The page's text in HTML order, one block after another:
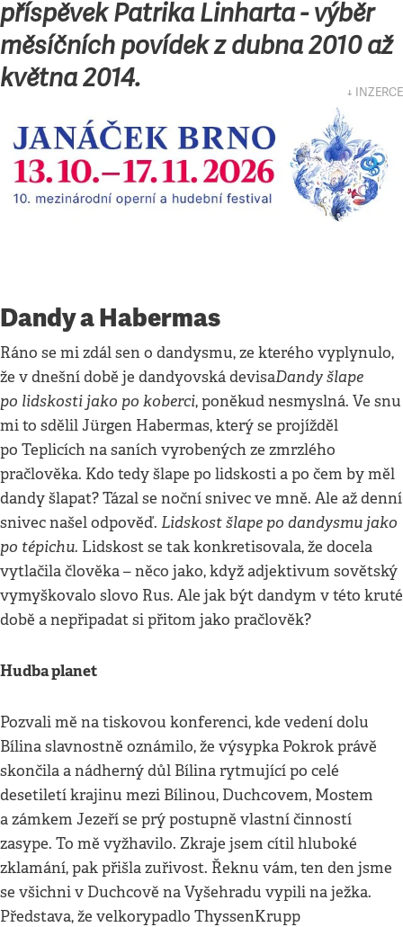
příspěvek Patrika Linharta - výběr
měsíčních povídek z dubna 2010 až
května 2014.
↓ INZERCE
Dandy a Habermas
Ráno se mi zdál sen o dandysmu, ze kterého vyplynulo,
že v dnešní době je dandyovská devisaDandy šlape
po lidskosti jako po koberci, poněkud nesmyslná. Ve snu
mi to sdělil Jürgen Habermas, který se projížděl
po Teplicích na saních vyrobených ze zmrzlého
pračlověka. Kdo tedy šlape po lidskosti a po čem by měl
dandy šlapat? Tázal se noční snivec ve mně. Ale až denní
snivec našel odpověď. Lidskost šlape po dandysmu jako
po tépichu. Lidskost se tak konkretisovala, že docela
vytlačila člověka – něco jako, když adjektivum sovětský
vymyškovalo slovo Rus. Ale jak být dandym v této kruté
době a nepřipadat si přitom jako pračlověk?
Hudba planet
Pozvali mě na tiskovou konferenci, kde vedení dolu
Bílina slavnostně oznámilo, že výsypka Pokrok právě
skončila a nádherný důl Bílina rytmující po celé
desetiletí krajinu mezi Bílinou, Duchcovem, Mostem
a zámkem Jezeří se prý postupně vlastní činností
zasype. To mě vyžhavilo. Zkraje jsem cítil hluboké
zklamání, pak přišla zuřivost. Řeknu vám, ten den jsme
se všichni v Duchcově na Vyšehradu vypili na ježka.
Představa, že velkorypadlo ThyssenKrupp